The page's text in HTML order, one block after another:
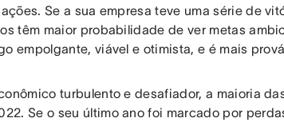
Se a sua empresa teve uma série de
têm maior probabilidade de ver metas
empolgante, viável e otimista, e é mais
turbulento e desafiador, a maioria
Se o seu último ano foi marcado por